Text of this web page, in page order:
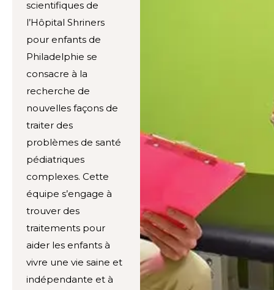
scientifiques de
l’Hôpital Shriners
pour enfants de
Philadelphie se
consacre à la
recherche de
nouvelles façons de
traiter des
problèmes de santé
pédiatriques
complexes. Cette
équipe s’engage à
trouver des
traitements pour
aider les enfants à
vivre une vie saine et
indépendante et à